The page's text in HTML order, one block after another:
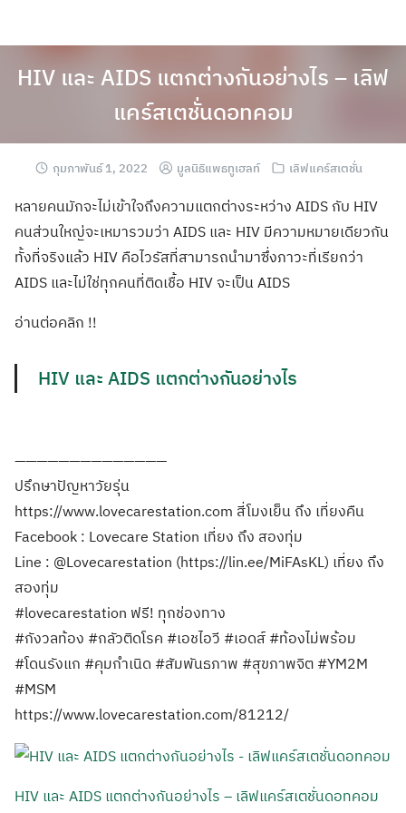
HIV และ AIDS แตกต่างกันอย่างไร – เลิฟ
แคร์สเตชั่นดอทคอม
กุมภาพันธ์ 1, 2022 มูลนิธิแพธทูเฮลท์ เลิฟแคร์สเตชั่น
หลายคนมักจะไม่เข้าใจถึงความแตกต่างระหว่าง AIDS กับ HIV
คนส่วนใหญ่จะเหมารวมว่า AIDS และ HIV มีความหมายเดียวกัน
ทั้งที่จริงแล้ว HIV คือไวรัสที่สามารถนำมาซึ่งภาวะที่เรียกว่า
AIDS และไม่ใช่ทุกคนที่ติดเชื้อ HIV จะเป็น AIDS
อ่านต่อคลิก !!
HIV และ AIDS แตกต่างกันอย่างไร
——————————————
ปรึกษาปัญหาวัยรุ่น
https://www.lovecarestation.com สี่โมงเย็น ถึง เที่ยงคืน
Facebook : Lovecare Station เที่ยง ถึง สองทุ่ม
Line : @Lovecarestation (https://lin.ee/MiFAsKL) เที่ยง ถึง
สองทุ่ม
#lovecarestation ฟรี! ทุกช่องทาง
#กังวลท้อง #กลัวติดโรค #เอชไอวี #เอดส์ #ท้องไม่พร้อม
#โดนรังแก #คุมกำเนิด #สัมพันธภาพ #สุขภาพจิต #YM2M
#MSM
https://www.lovecarestation.com/81212/
HIV และ AIDS แตกต่างกันอย่างไร – เลิฟแคร์สเตชั่นดอทคอม